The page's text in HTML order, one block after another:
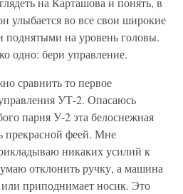
улыбается во все свои широкие
поднятыми на уровень головы.
одно: бери управление.
сравнить то первое
УТ-2. Опасаюсь
парня У-2 эта белоснежная
прекрасной феей. Мне
никаких усилий к
отклонить ручку, а машина
приподнимает носик. Это